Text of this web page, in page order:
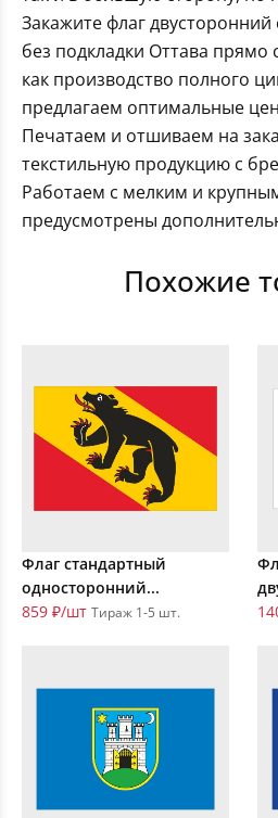
Закажите флаг
без подкладки Оттава
как производство полного
предлагаем оптимальные
Печатаем и отшиваем на
текстильную продукцию с
Работаем с мелким и
предусмотрены
Похожие
Флаг стандартный
односторонний...
859 ₽/шт Тираж 1-5 шт.